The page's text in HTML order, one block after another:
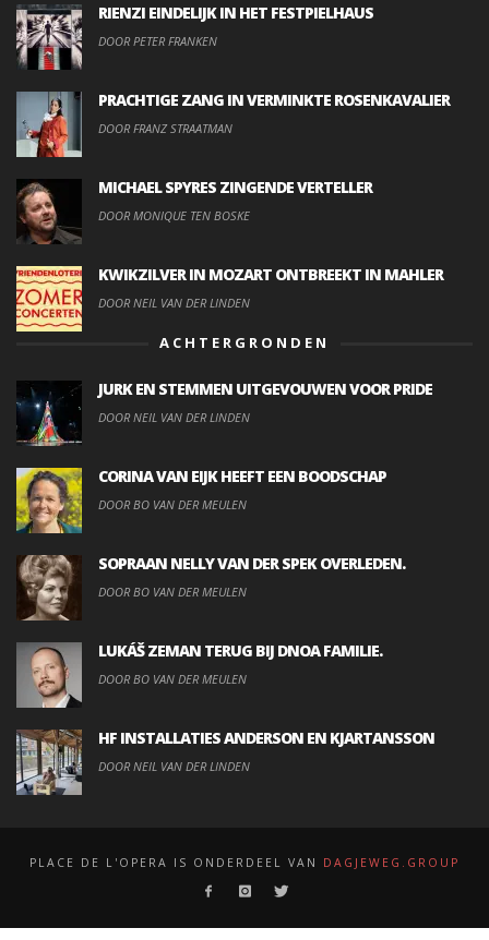
RIENZI EINDELIJK IN HET FESTPIELHAUS
DOOR PETER FRANKEN
PRACHTIGE ZANG IN VERMINKTE ROSENKAVALIER
DOOR FRANZ STRAATMAN
MICHAEL SPYRES ZINGENDE VERTELLER
DOOR MONIQUE TEN BOSKE
KWIKZILVER IN MOZART ONTBREEKT IN MAHLER
DOOR NEIL VAN DER LINDEN
ACHTERGRONDEN
JURK EN STEMMEN UITGEVOUWEN VOOR PRIDE
DOOR NEIL VAN DER LINDEN
CORINA VAN EIJK HEEFT EEN BOODSCHAP
DOOR BO VAN DER MEULEN
SOPRAAN NELLY VAN DER SPEK OVERLEDEN.
DOOR BO VAN DER MEULEN
LUKÁŠ ZEMAN TERUG BIJ DNOA FAMILIE.
DOOR BO VAN DER MEULEN
HF INSTALLATIES ANDERSON EN KJARTANSSON
DOOR NEIL VAN DER LINDEN
PLACE DE L'OPERA IS ONDERDEEL VAN DAGJEWEG.GROUP